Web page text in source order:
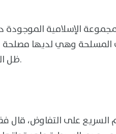
الإسلامية الموجودة
المسلحة وهي لديها
ظل الحرب، بالإضافة إلى المجموعات التي تنتحي منحى عنصري.
على التفاوض، قال